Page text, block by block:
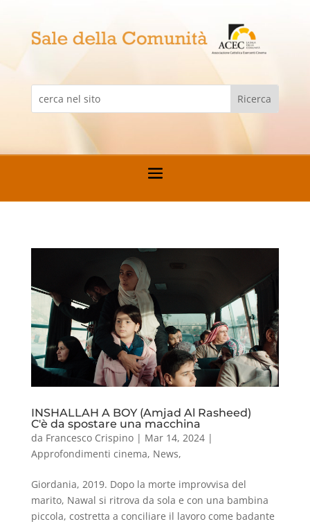
INSHALLAH A BOY (Amjad Al Rasheed)
C'è da spostare una macchina
da Francesco Crispino| Mar 14, 2024|
Approfondimenti cinema, News,
Giordania, 2019. Dopo la morte improvvisa del
marito, Nawal si ritrova da sola e con una bambina
piccola, costretta a conciliare il lavoro come badante